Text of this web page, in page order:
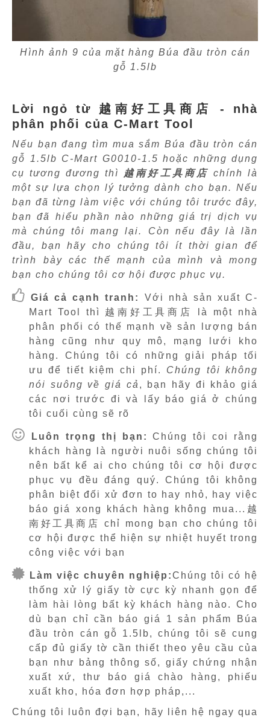
Hình ảnh 9 của mặt hàng Búa đầu tròn cán
gỗ 1.5lb
Lời ngỏ từ 越南好工具商店 - nhà
phân phối của C-Mart Tool
Nếu bạn đang tìm mua sắm Búa đầu tròn cán
gỗ 1.5lb C-Mart G0010-1.5 hoặc những dụng
cụ tương đương thì 越南好工具商店 chính là
một sự lựa chọn lý tưởng dành cho bạn. Nếu
bạn đã từng làm việc với chúng tôi trước đây,
bạn đã hiểu phần nào những giá trị dịch vụ
mà chúng tôi mang lại. Còn nếu đây là lần
đầu, bạn hãy cho chúng tôi ít thời gian để
trình bày các thế mạnh của mình và mong
bạn cho chúng tôi cơ hội được phục vụ.
Giá cả cạnh tranh:
Với nhà sản xuất C-
Mart Tool thì 越南好工具商店 là một nhà
phân phối có thế mạnh về sản lượng bán
hàng cũng như quy mô, mạng lưới kho
hàng. Chúng tôi có những giải pháp tối
ưu để tiết kiệm chi phí. Chúng tôi không
nói suông về giá cả , bạn hãy đi khảo giá
các nơi trước đi và lấy báo giá ở chúng
tôi cuối cùng sẽ rõ
Luôn trọng thị bạn:
Chúng tôi coi rằng
khách hàng là người nuôi sống chúng tôi
nên bất kể ai cho chúng tôi cơ hội được
phục vụ đều đáng quý. Chúng tôi không
phân biệt đối xử đơn to hay nhỏ, hay việc
báo giá xong khách hàng không mua...越
南好工具商店 chỉ mong bạn cho chúng tôi
cơ hội được thể hiện sự nhiệt huyết trong
công việc với bạn
Làm việc chuyên nghiệp:Chúng tôi có hệ
thống xử lý giấy tờ cực kỳ nhanh gọn để
làm hài lòng bất kỳ khách hàng nào. Cho
dù bạn chỉ cần báo giá 1 sản phẩm Búa
đầu tròn cán gỗ 1.5lb, chúng tôi sẽ cung
cấp đủ giấy tờ cần thiết theo yêu cầu của
bạn như bảng thông số, giấy chứng nhận
xuất xứ, thư báo giá chào hàng, phiếu
xuất kho, hóa đơn hợp pháp,...
Chúng tôi luôn đợi bạn, hãy liên hệ ngay qua